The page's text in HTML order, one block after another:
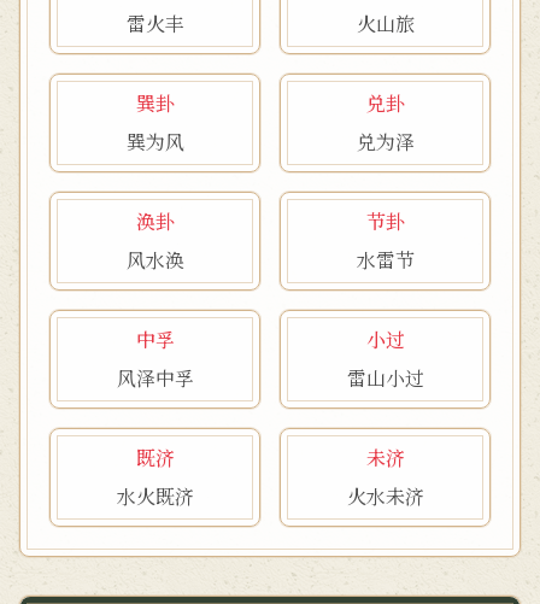
雷火丰
火山旅
巽卦
巽为风
兑卦
兑为泽
涣卦
风水涣
节卦
水雷节
中孚
风泽中孚
小过
雷山小过
既济
水火既济
未济
火水未济